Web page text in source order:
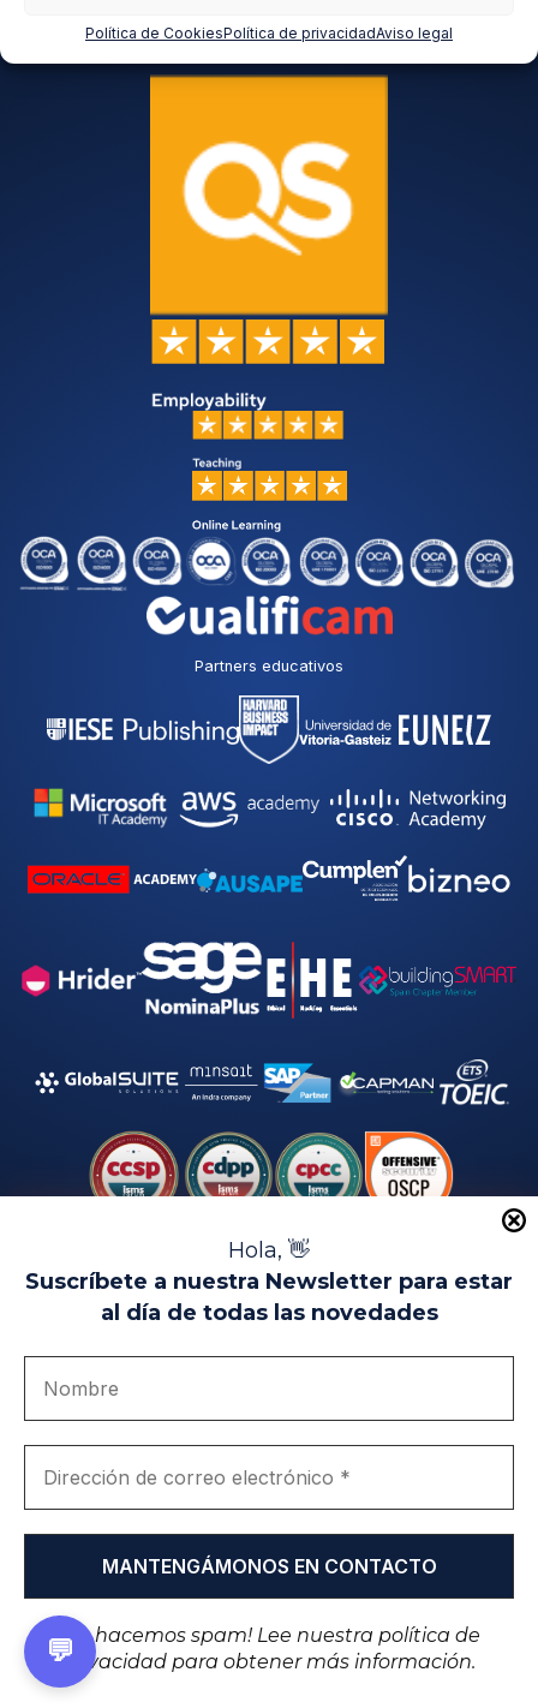
Política de CookiesPolítica de privacidadAviso legal
Hola, 👋
Suscríbete a nuestra Newsletter para estar
al día de todas las novedades
¡No hacemos spam! Lee nuestra política de
privacidad para obtener más información.
Reconocimientos
Partners educativos
Aviso Legal
Política de Calidad
Canal de denuncias
© EIP | International Business School 2010-2026
Marca registrada en la OEPM. Nº 3.735.191
💬